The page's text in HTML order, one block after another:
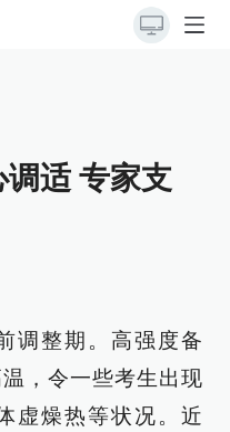
适 专家支
调整期。高强度备
，令一些考生出现
虚燥热等状况。近